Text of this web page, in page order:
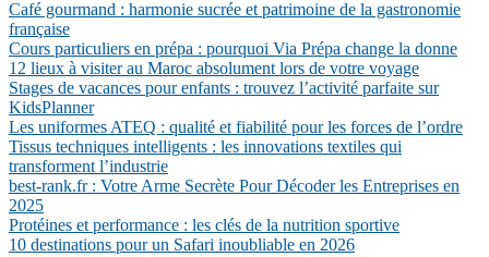
Café gourmand : harmonie sucrée et patrimoine de la gastronomie
française
Cours particuliers en prépa : pourquoi Via Prépa change la donne
12 lieux à visiter au Maroc absolument lors de votre voyage
Stages de vacances pour enfants : trouvez l’activité parfaite sur
KidsPlanner
Les uniformes ATEQ : qualité et fiabilité pour les forces de l’ordre
Tissus techniques intelligents : les innovations textiles qui
transforment l’industrie
best-rank.fr : Votre Arme Secrète Pour Décoder les Entreprises en
2025
Protéines et performance : les clés de la nutrition sportive
10 destinations pour un Safari inoubliable en 2026